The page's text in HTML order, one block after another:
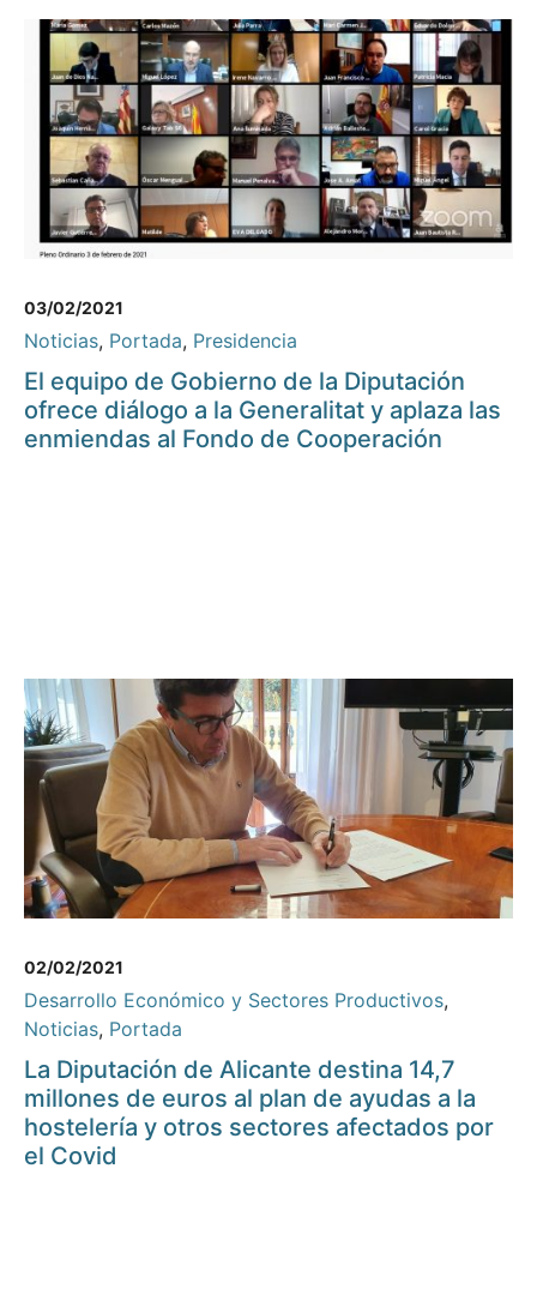
03/02/2021
Noticias, Portada, Presidencia
El equipo de Gobierno de la Diputación
ofrece diálogo a la Generalitat y aplaza las
enmiendas al Fondo de Cooperación
02/02/2021
Desarrollo Económico y Sectores Productivos,
Noticias, Portada
La Diputación de Alicante destina 14,7
millones de euros al plan de ayudas a la
hostelería y otros sectores afectados por
el Covid